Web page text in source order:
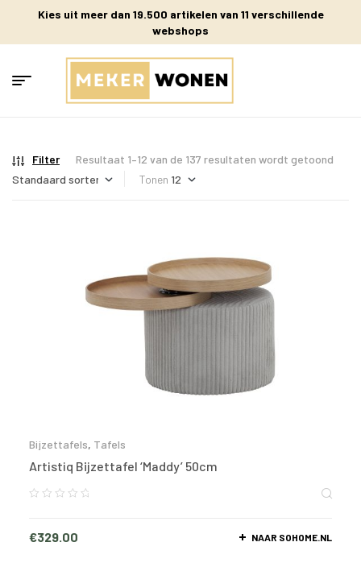
Kies uit meer dan 19.500 artikelen van 11 verschillende
webshops
Filter
Resultaat 1–12 van de 137 resultaten wordt getoond
Tonen
Bijzettafels, Tafels
Artistiq Bijzettafel ‘Maddy’ 50cm
€329.00 NAAR SOHOME.NL